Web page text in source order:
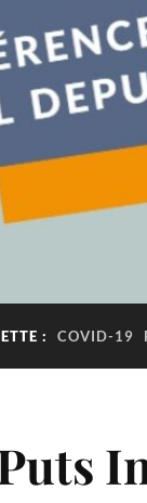
: COVID-19